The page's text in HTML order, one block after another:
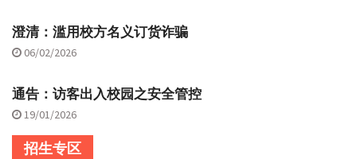
澄清：滥用校方名义订货诈骗
06/02/2026
通告：访客出入校园之安全管控
19/01/2026
招生专区